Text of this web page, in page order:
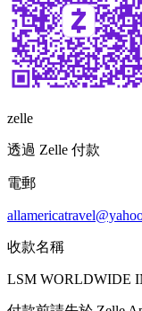
zelle
透過 Zelle 付款
電郵
收款名稱
LSM WORLDWIDE